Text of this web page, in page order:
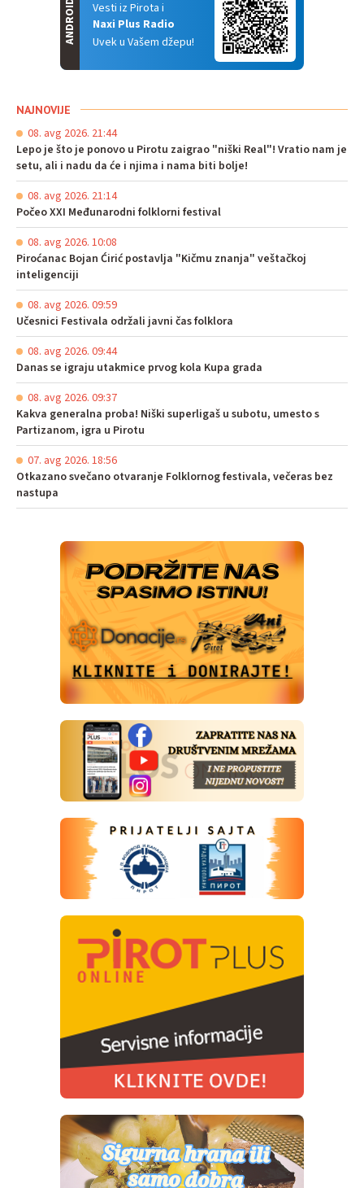
Vesti iz Pirota i
Naxi Plus Radio
Uvek u Vašem džepu!
ANDROID
NAJNOVIJE
08. avg 2026. 21:44
Lepo je što je ponovo u Pirotu zaigrao "niški Real"! Vratio nam je
setu, ali i nadu da će i njima i nama biti bolje!
08. avg 2026. 21:14
Počeo XXI Međunarodni folklorni festival
08. avg 2026. 10:08
Piroćanac Bojan Ćirić postavlja "Kičmu znanja" veštačkoj
inteligenciji
08. avg 2026. 09:59
Učesnici Festivala održali javni čas folklora
08. avg 2026. 09:44
Danas se igraju utakmice prvog kola Kupa grada
08. avg 2026. 09:37
Kakva generalna proba! Niški superligaš u subotu, umesto s
Partizanom, igra u Pirotu
07. avg 2026. 18:56
Otkazano svečano otvaranje Folklornog festivala, večeras bez
nastupa